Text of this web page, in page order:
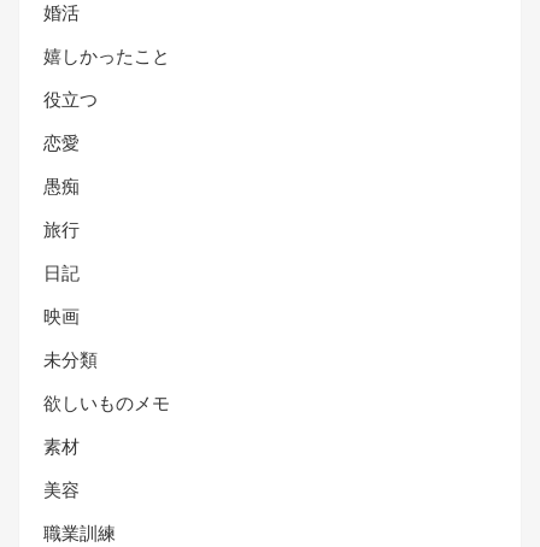
婚活
嬉しかったこと
役立つ
恋愛
愚痴
旅行
日記
映画
未分類
欲しいものメモ
素材
美容
職業訓練